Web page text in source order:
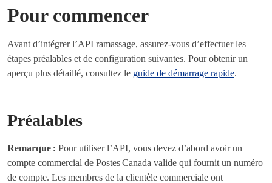
Pour commencer
Avant d’intégrer l’API ramassage, assurez-vous d’effectuer les
étapes préalables et de configuration suivantes. Pour obtenir un
aperçu plus détaillé, consultez le guide de démarrage rapide.
Préalables
Remarque : Pour utiliser l’API, vous devez d’abord avoir un
compte commercial de Postes Canada valide qui fournit un numéro
de compte. Les membres de la clientèle commerciale ont